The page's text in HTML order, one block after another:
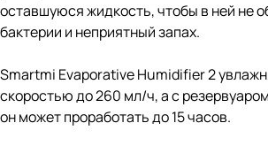
оставшуюся жидкость, чтобы в ней не
бактерии и неприятный запах.
Smartmi Evaporative Humidifier 2
скоростью до 260 мл/ч, а с
он может проработать до 15 часов.